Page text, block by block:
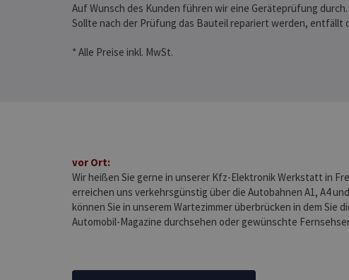
Auf Wunsch des Kunden führen wir eine Geräteprüfung durch.
Sollte nach der Prüfung das Bauteil repariert werden, entfällt
* Alle Preise inkl. MwSt.
vor Ort:
Wir heißen Sie gerne in unserer Kfz-Elektronik Werkstatt in
erreichen uns verkehrsgünstig über die Autobahnen A1, A4
können Sie in unserem Wartezimmer überbrücken in dem Sie
Automobil-Magazine durchsehen oder gewünschte